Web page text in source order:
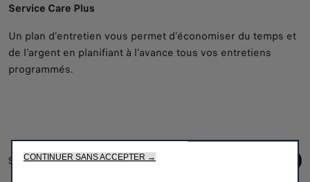
Service Care Plus
Un plan d'entretien vous permet d'économiser du temps et
de l'argent en planifiant à l'avance tous vos entretiens
programmés.
Suivez-nous
CONTINUER SANS ACCEPTER →